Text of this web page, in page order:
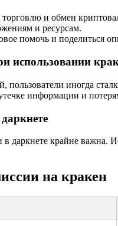
и обмен
и ресурсам.
помочь и поделиться
использовании
пользователи иногда
информации и
крайне важна.
на кракен